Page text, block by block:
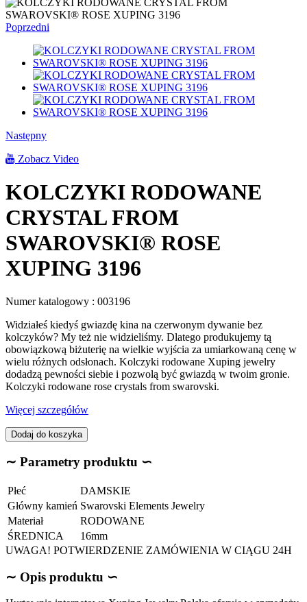
Poprzedni
Następny
Zobacz Video
KOLCZYKI RODOWANE
CRYSTAL FROM
SWAROVSKI® ROSE
XUPING 3196
Numer katalogowy : 003196
Widziałeś kiedyś gwiazdę kina na czerwonym dywanie bez
kolczyków? My też nie widzieliśmy. Dlatego produkujemy tą
obowiązkową biżuterię na wielkie wyjścia za umiarkowaną cenę w
wielu różnych odsłonach. Kolczyki rodowane Xuping jewelry
dodadzą pewności siebie i pozwolą być gwiazdą w twoim gronie.
Kolczyki rodowane rose crystals from swarovski.
Więcej szczegółów
Dodaj do koszyka
∼ Parametry produktu ∽
Płeć
DAMSKIE
Główny kamień Swarovski Elements Jewelry
Materiał
RODOWANE
ŚREDNICA
16mm
UWAGA! POTWIERDZENIE ZAMÓWIENIA W CIĄGU 24H
∼ Opis produktu ∽